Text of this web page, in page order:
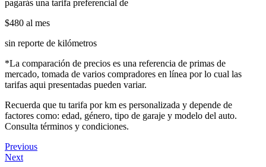
pagarás una tarifa preferencial de
$480 al mes
sin reporte de kilómetros
*La comparación de precios es una referencia de primas de
mercado, tomada de varios compradores en línea por lo cual las
tarifas aqui presentadas pueden variar.
Recuerda que tu tarifa por km es personalizada y depende de
factores como: edad, género, tipo de garaje y modelo del auto.
Consulta términos y condiciones.
Previous
Next